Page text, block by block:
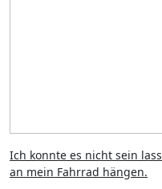
Ich konnte es nicht sein
an mein Fahrrad hängen.